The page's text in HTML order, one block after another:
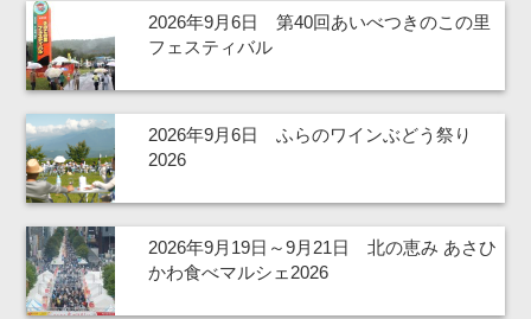
2026年9月6日 第40回あいべつきのこの里
フェスティバル
2026年9月6日 ふらのワインぶどう祭り
2026
2026年9月19日～9月21日 北の恵み あさひ
かわ食べマルシェ2026